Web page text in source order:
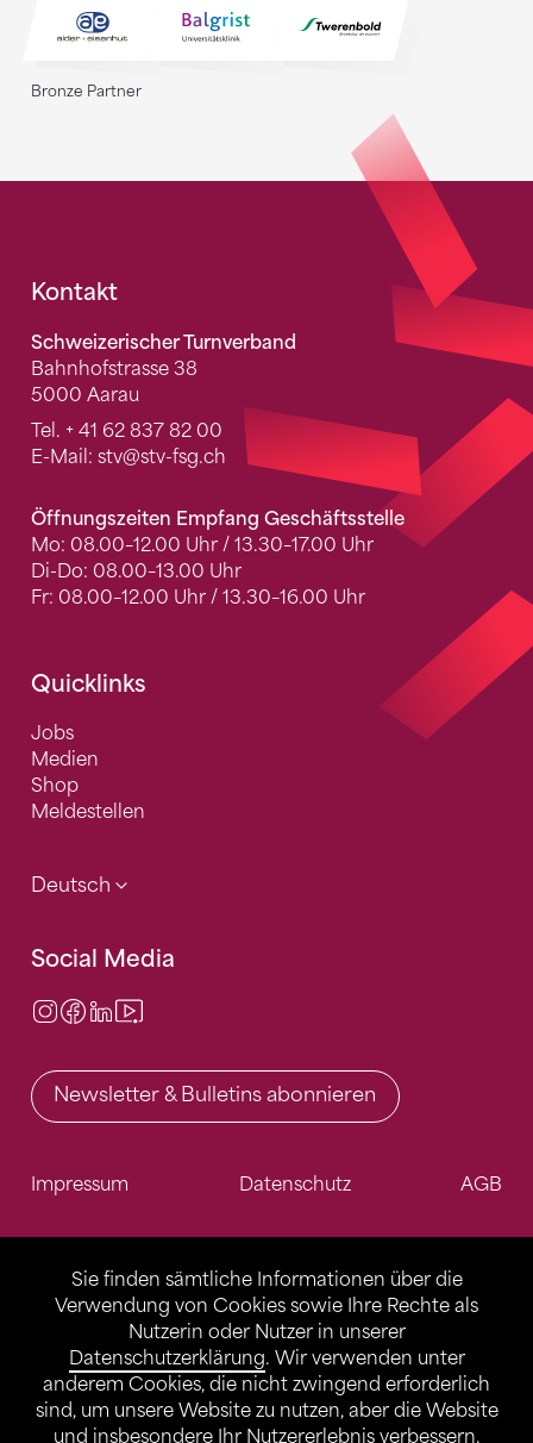
Sie finden sämtliche Informationen über die
Verwendung von Cookies sowie Ihre Rechte als
Nutzerin oder Nutzer in unserer
Datenschutzerklärung. Wir verwenden unter
anderem Cookies, die nicht zwingend erforderlich
sind, um unsere Website zu nutzen, aber die Website
und insbesondere Ihr Nutzererlebnis verbessern.
Bronze Partner
Fusszeile
Kontakt
Schweizerischer Turnverband
Bahnhofstrasse 38
5000 Aarau
Tel. + 41 62 837 82 00
E-Mail: stv@stv-fsg.ch
Öffnungszeiten Empfang Geschäftsstelle
Mo: 08.00–12.00 Uhr / 13.30–17.00 Uhr
Di-Do: 08.00–13.00 Uhr
Fr: 08.00–12.00 Uhr / 13.30–16.00 Uhr
Quicklinks
Jobs
Medien
Shop
Meldestellen
Deutsch
Social Media
Instagram
Facebook
LinkedIn
Newsletter & Bulletins abonnieren
Impressum Datenschutz AGB